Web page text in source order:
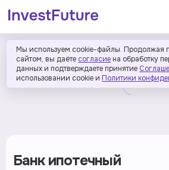
Мы используем cookie-файлы. Продолжая
сайтом, вы даёте согласие на обработку
данных и подтверждаете принятие
использовании cookie и Политики
Банк ипотечный